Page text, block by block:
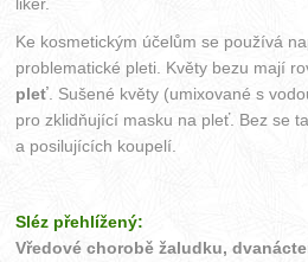
Ke kosmetickým účelům se používá
problematické pleti. Květy bezu mají
pleť . Sušené květy (umixované s
pro zklidňující masku na pleť. Bez se
a posilujících koupelí.
Sléz přehlížený:
Vředové chorobě žaludku,